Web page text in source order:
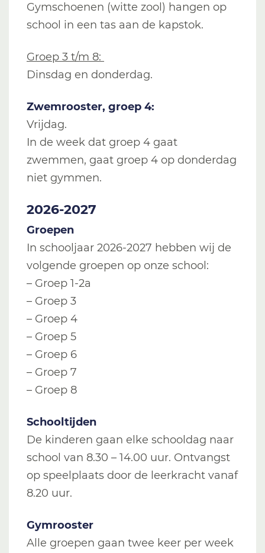
Gymschoenen (witte zool) hangen op
school in een tas aan de kapstok.
Groep 3 t/m 8:
Dinsdag en donderdag.
Zwemrooster, groep 4:
Vrijdag.
In de week dat groep 4 gaat
zwemmen, gaat groep 4 op donderdag
niet gymmen.
2026-2027
Groepen
In schooljaar 2026-2027 hebben wij de
volgende groepen op onze school:
– Groep 1-2a
– Groep 3
– Groep 4
– Groep 5
– Groep 6
– Groep 7
– Groep 8
Schooltijden
De kinderen gaan elke schooldag naar
school van 8.30 – 14.00 uur. Ontvangst
op speelplaats door de leerkracht vanaf
8.20 uur.
Gymrooster
Alle groepen gaan twee keer per week